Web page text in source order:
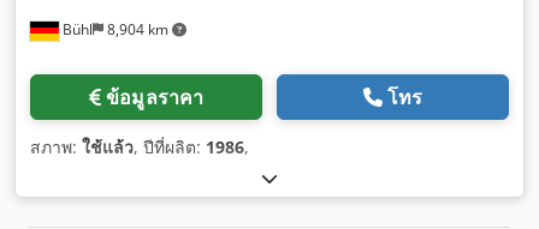
Bühl 8,904 km
ข้อมูลราคา โทร
สภาพ: ใช้แล้ว, ปีที่ผลิต: 1986,